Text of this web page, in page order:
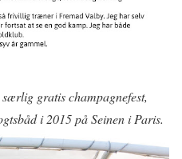
gratis champagnefest,
i 2015 på Seinen i Paris.